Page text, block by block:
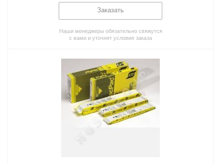
Заказать
Наши менеджеры обязательно свяжутся
с вами и уточнят условия заказа